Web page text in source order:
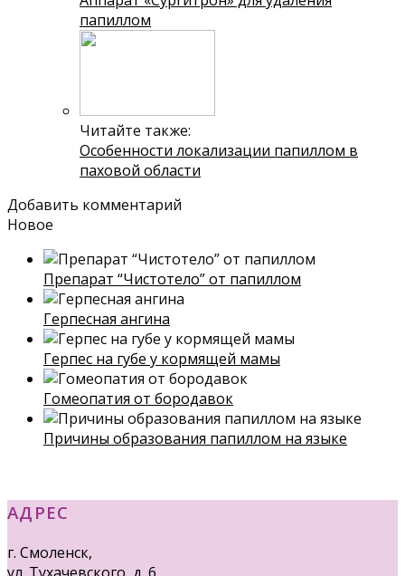
папиллом
Читайте также:
Особенности локализации папиллом в
паховой области
Добавить комментарий
Новое
Препарат “Чистотело” от папиллом
Герпесная ангина
Герпес на губе у кормящей мамы
Гомеопатия от бородавок
Причины образования папиллом на языке
АДРЕС
г. Смоленск,